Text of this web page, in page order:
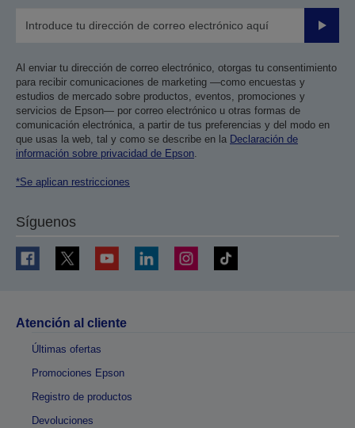
Enviar
Al enviar tu dirección de correo electrónico, otorgas tu consentimiento
para recibir comunicaciones de marketing —como encuestas y
estudios de mercado sobre productos, eventos, promociones y
servicios de Epson— por correo electrónico u otras formas de
comunicación electrónica, a partir de tus preferencias y del modo en
que usas la web, tal y como se describe en la Declaración de
información sobre privacidad de Epson.
*Se aplican restricciones
Síguenos
Atención al cliente
Últimas ofertas
Promociones Epson
Registro de productos
Devoluciones